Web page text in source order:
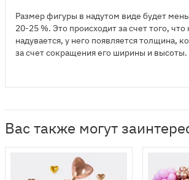
Размер фигуры в надутом виде будет
20-25 %. Это происходит за счет того, что
надувается, у него появляется толщина,
за счет сокращения его ширины и высоты.
Вас также могут